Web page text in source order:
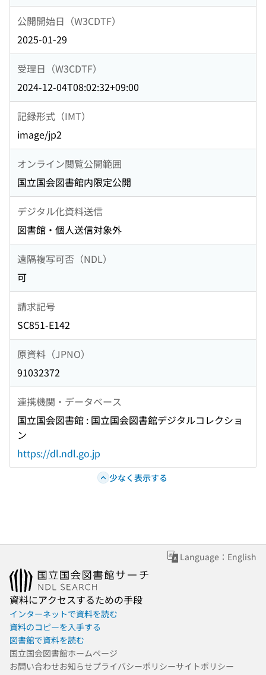
公開開始日（W3CDTF）
2025-01-29
受理日（W3CDTF）
2024-12-04T08:02:32+09:00
記録形式（IMT）
image/jp2
オンライン閲覧公開範囲
国立国会図書館内限定公開
デジタル化資料送信
図書館・個人送信対象外
遠隔複写可否（NDL）
可
請求記号
SC851-E142
原資料（JPNO）
91032372
連携機関・データベース
国立国会図書館 : 国立国会図書館デジタルコレクショ
ン
https://dl.ndl.go.jp
少なく表示する
Language：English
資料にアクセスするための手段
インターネットで資料を読む
資料のコピーを入手する
図書館で資料を読む
国立国会図書館ホームページ
お問い合わせお知らせプライバシーポリシーサイトポリシー